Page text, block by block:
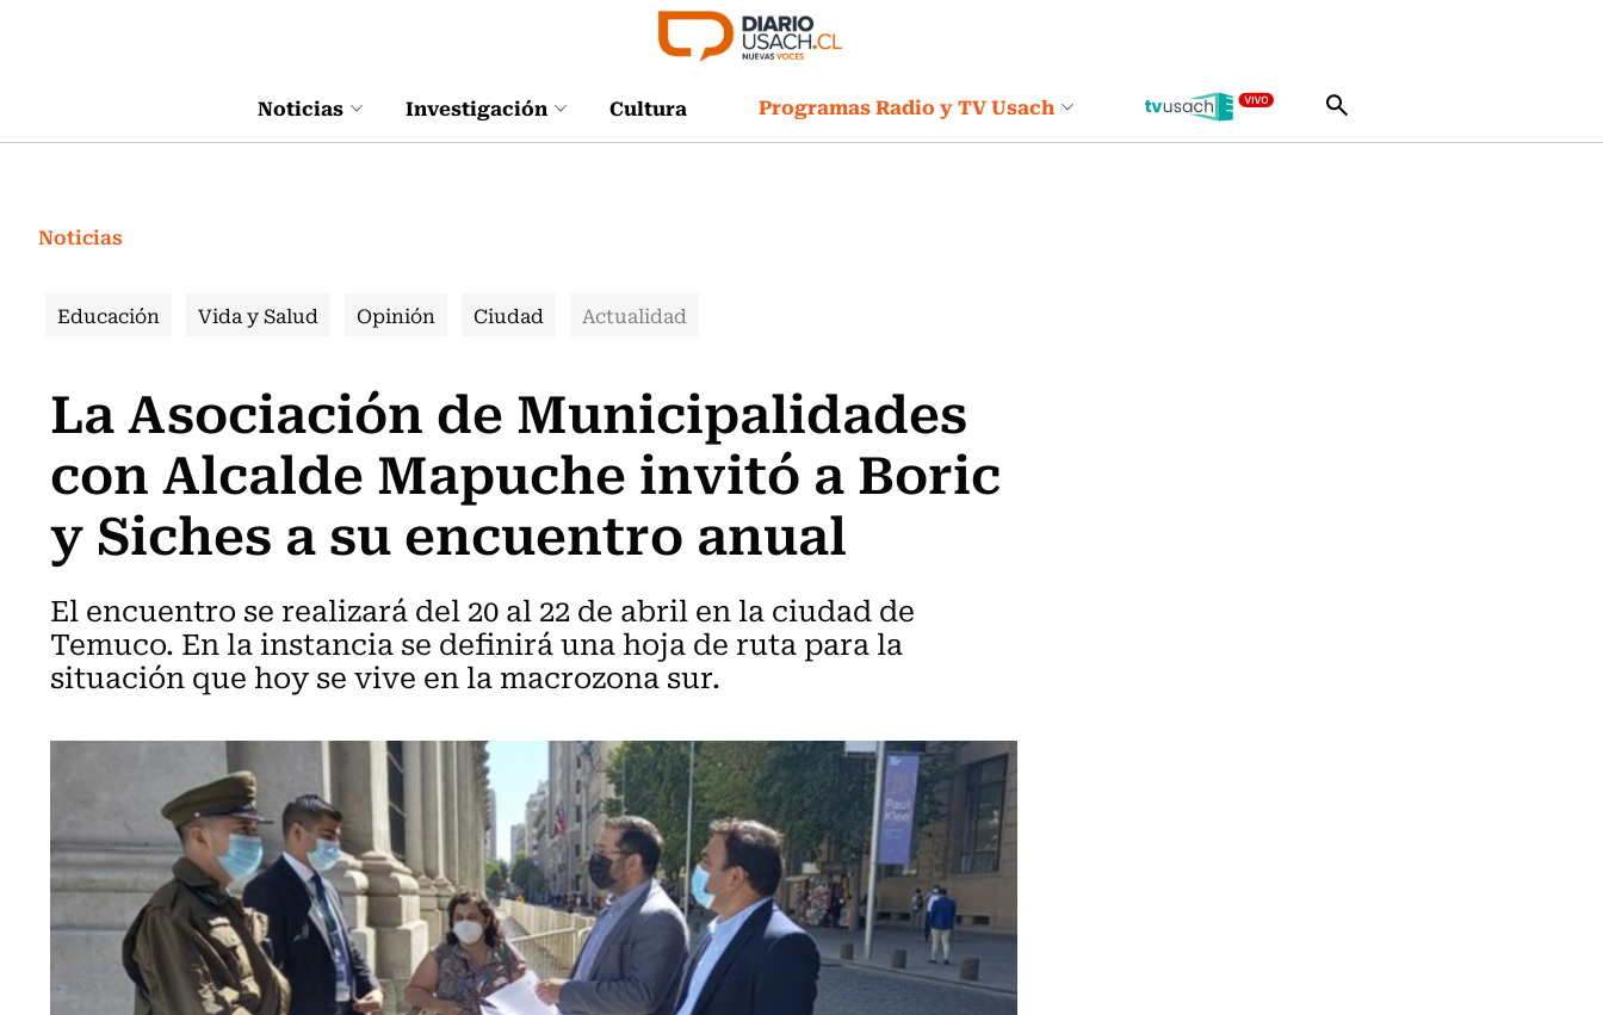
Noticias Investigación Cultura Programas Radio y TV Usach
Noticias
Educación Vida y Salud Opinión Ciudad Actualidad
La Asociación de Municipalidades
con Alcalde Mapuche invitó a Boric
y Siches a su encuentro anual
El encuentro se realizará del 20 al 22 de abril en la ciudad de
Temuco. En la instancia se definirá una hoja de ruta para la
situación que hoy se vive en la macrozona sur.